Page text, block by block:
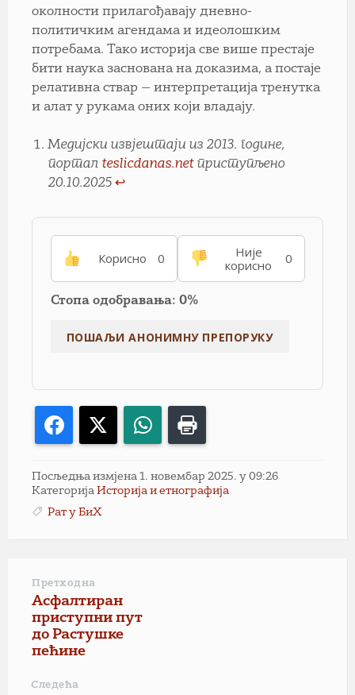
околности прилагођавају дневно-
политичким агендама и идеолошким
потребама. Тако историја све више престаје
бити наука заснована на доказима, а постаје
релативна ствар — интерпретација тренутка
и алат у рукама оних који владају.
Медијски извјештаји из 2013. године,
портал teslicdanas.net приступљено
20.10.2025 ↩︎
Корисно 0
Није
корисно
0
Стопа одобравања: 0%
Facebook WhatsApp
Посљедња измјена 1. новембар 2025. у 09:26
Категорија Историја и етнографија
Рат у БиХ
Претходна
Асфалтиран
приступни пут
до Растушке
пећине
Следећа